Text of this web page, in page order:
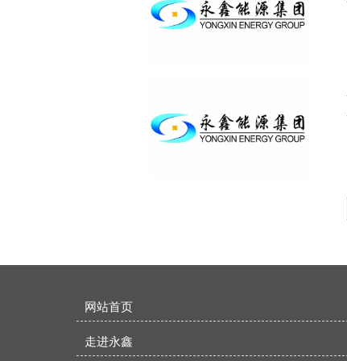
网站首页
走进永鑫